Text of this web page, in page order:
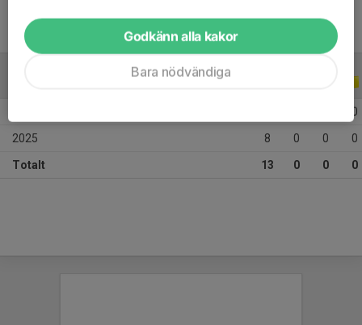
0
2025 8 0 0 0
Totalt 13 0 0 0
Godkänn alla kakor
Bara nödvändiga